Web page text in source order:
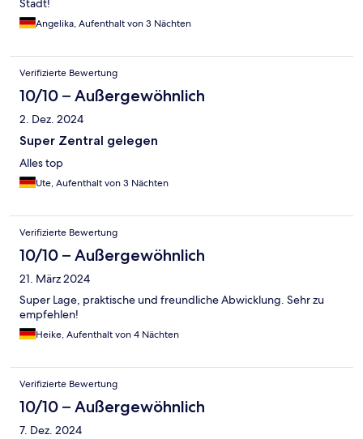
Stadt!
Angelika, Aufenthalt von 3 Nächten
Verifizierte Bewertung
10/10 – Außergewöhnlich
2. Dez. 2024
Super Zentral gelegen
Alles top
Ute, Aufenthalt von 3 Nächten
Verifizierte Bewertung
10/10 – Außergewöhnlich
21. März 2024
Super Lage, praktische und freundliche Abwicklung. Sehr zu
empfehlen!
Heike, Aufenthalt von 4 Nächten
Verifizierte Bewertung
10/10 – Außergewöhnlich
7. Dez. 2024